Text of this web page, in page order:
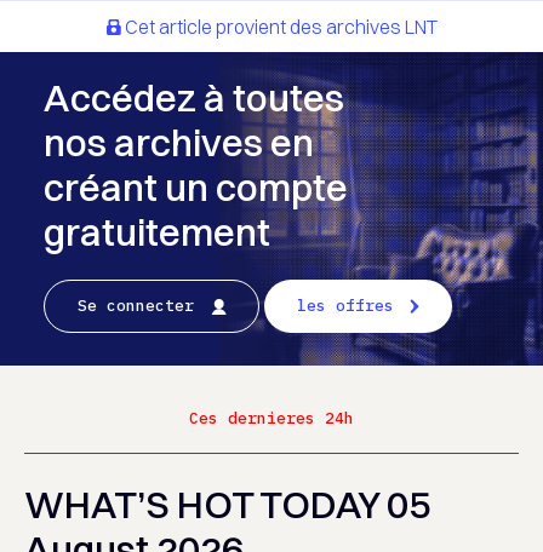
Cet article provient des archives LNT
Accédez à toutes
nos archives en
créant un compte
gratuitement
Se connecter les offres
Ces dernieres 24h
WHAT’S HOT TODAY 05